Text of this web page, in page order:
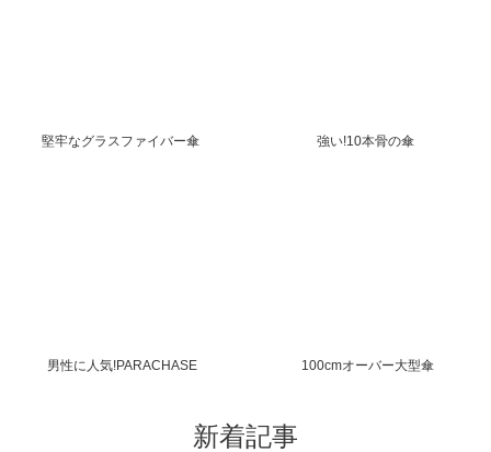
堅牢なグラスファイバー傘 強い!10本骨の傘
男性に人気!PARACHASE 100cmオーバー大型傘
新着記事